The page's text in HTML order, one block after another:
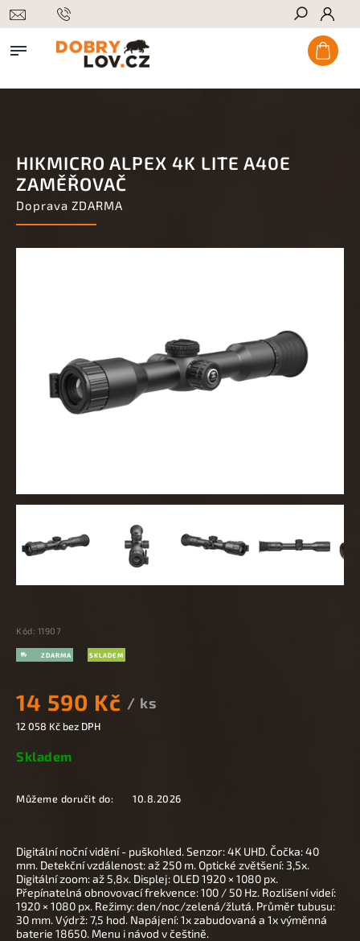
Hledat
HIKMICRO ALPEX 4K LITE A40E
ZAMĚŘOVAČ
Doprava ZDARMA
Kód: 11907
SKLADEM
14 590 Kč / ks
12 058 Kč bez DPH
Skladem
Můžeme doručit do: 10.8.2026
Digitální noční vidění - puškohled. Senzor: 4K UHD. Čočka: 40
mm. Detekční vzdálenost: až 250 m. Optické zvětšení: 3,5x.
Digitální zoom: až 5,8x. Displej: OLED 1920 × 1080 px.
Přepínatelná obnovovací frekvence: 100 / 50 Hz. Rozlišení videí:
1920 × 1080 px. Režimy: den/noc/zelená/žlutá. Průměr tubusu:
30 mm.Výdrž: 7,5 hod. Napájení: 1x zabudovaná a 1x výměnná
baterie 18650. Menu i návod v češtině.